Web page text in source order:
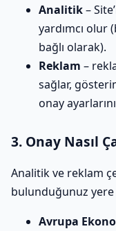
Analitik–
yardımcı olur
bağlı olarak).
Reklam –
sağlar,
onay
3. Onay Nasıl
Analitik ve reklam
bulunduğunuz yere
Avrupa